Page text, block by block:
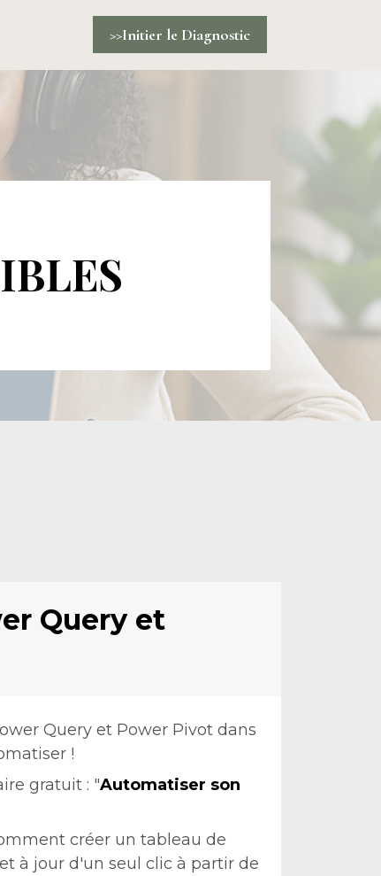
>>Initier le Diagnostic
Query et
Query et Power Pivot dans
!
gratuit : "Automatiser son
créer un tableau de
à jour d'un seul clic à partir de